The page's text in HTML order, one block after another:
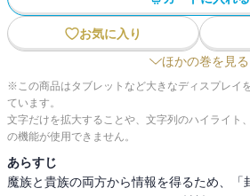
お気に入り
ほかの巻を見る
※この商品はタブレットなど大きなディスプレイ
ています。
文字だけを拡大することや、文字列のハイライト
の機能が使用できません。
あらすじ
魔族と貴族の両方から情報を得るため、「